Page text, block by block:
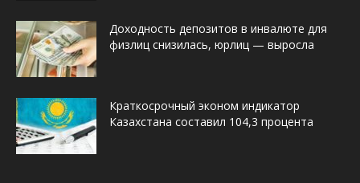
Доходность депозитов в инвалюте для
физлиц снизилась, юрлиц — выросла
Краткосрочный эконом индикатор
Казахстана составил 104,3 процента